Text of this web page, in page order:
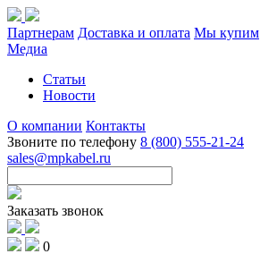
Партнерам Доставка и оплата Мы купим
Медиа
Статьи
Новости
О компании Контакты
Звоните по телефону 8 (800) 555-21-24
sales@mpkabel.ru
Заказать звонок
0